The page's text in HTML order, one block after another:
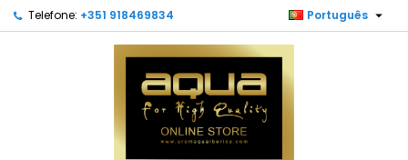
Telefone: +351 918469834 Português 